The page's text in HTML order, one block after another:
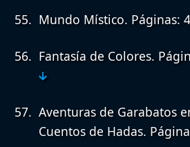
Mundo Místico. Páginas:
Fantasía de Colores.
🡳
Aventuras de Garabatos
Cuentos de Hadas.